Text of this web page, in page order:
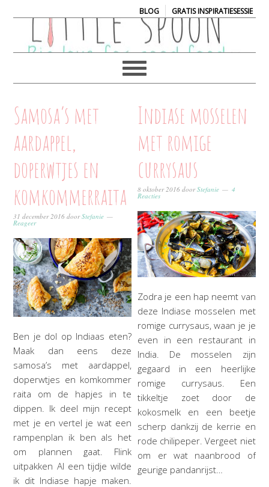
BLOG| GRATIS INSPIRATIESESSIE
Samosa’s met
aardappel,
doperwtjes en
komkommerraita
31 december 2016 doorStefanie
Reageer
Ben je dol op Indiaas eten?
Maak dan eens deze
samosa’s met aardappel,
doperwtjes en komkommer
raita om de hapjes in te
dippen. Ik deel mijn recept
met je en vertel je wat een
rampenplan ik ben als het
om plannen gaat. Flink
uitpakken Al een tijdje wilde
ik dit Indiase hapje maken.
Indiase mosselen
met romige
currysaus
8 oktober 2016 doorStefanie 4
Reacties
Zodra je een hap neemt van
deze Indiase mosselen met
romige currysaus, waan je je
even in een restaurant in
India. De mosselen zijn
gegaard in een heerlijke
romige currysaus. Een
tikkeltje zoet door de
kokosmelk en een beetje
scherp dankzij de kerrie en
rode chilipeper. Vergeet niet
om er wat naanbrood of
geurige pandanrijst…